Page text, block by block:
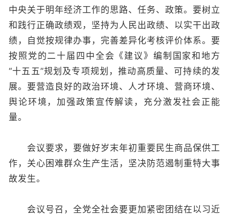
中央关于明年经济工作的思路、任务、政策。要树立
和践行正确政绩观，坚持为人民出政绩、以实干出政
绩，自觉按规律办事，完善差异化考核评价体系。要
按照党的二十届四中全会《建议》编制国家和地方
“十五五”规划及专项规划，推动高质量、可持续的发
展。要营造良好的政治环境、人才环境、营商环境、
舆论环境，加强政策宣传解读，充分激发社会正能
量。
会议要求，要做好岁末年初重要民生商品保供工
作，关心困难群众生产生活，坚决防范遏制重特大事
故发生。
会议号召，全党全社会要更加紧密团结在以习近